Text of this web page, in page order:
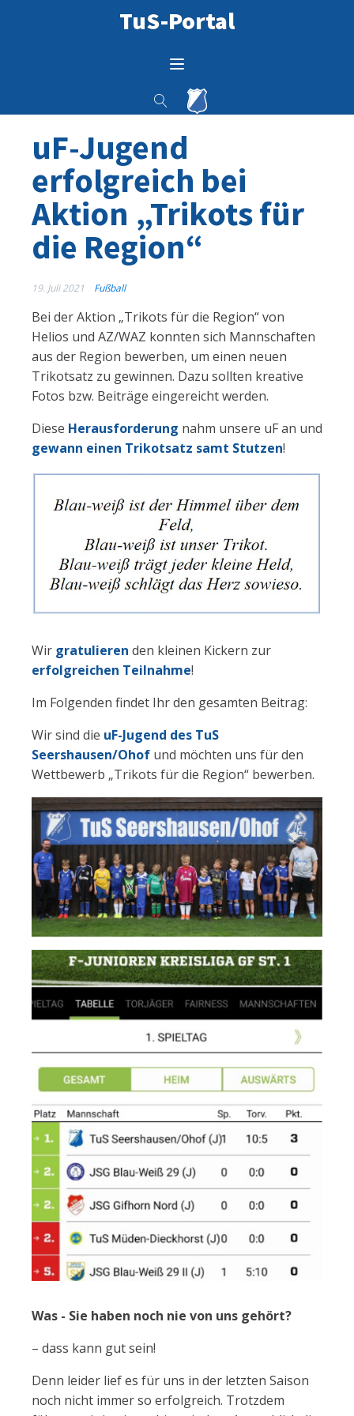
TuS-Portal
uF-Jugend
erfolgreich bei
Aktion „Trikots für
die Region“
19. Juli 2021 Fußball
Bei der Aktion „Trikots für die Region“ von
Helios und AZ/WAZ konnten sich Mannschaften
aus der Region bewerben, um einen neuen
Trikotsatz zu gewinnen. Dazu sollten kreative
Fotos bzw. Beiträge eingereicht werden.
Diese Herausforderung nahm unsere uF an und
gewann einen Trikotsatz samt Stutzen!
Wir gratulieren den kleinen Kickern zur
erfolgreichen Teilnahme!
Im Folgenden findet Ihr den gesamten Beitrag:
Wir sind die uF-Jugend des TuS
Seershausen/Ohof und möchten uns für den
Wettbewerb „Trikots für die Region“ bewerben.
Was - Sie haben noch nie von uns gehört?
– dass kann gut sein!
Denn leider lief es für uns in der letzten Saison
noch nicht immer so erfolgreich. Trotzdem